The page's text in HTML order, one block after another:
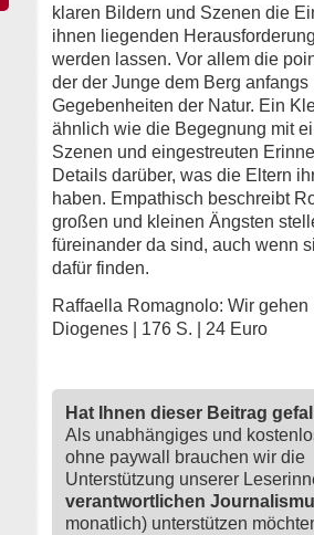
klaren Bildern und Szenen die
ihnen liegenden
werden lassen. Vor allem die
der der Junge dem Berg
Gegebenheiten der Natur. Ein
ähnlich wie die Begegnung mit
Szenen und eingestreuten
Details darüber, was die Eltern
haben. Empathisch beschreibt
großen und kleinen Ängsten
füreinander da sind, auch wenn
dafür finden.
Raffaella Romagnolo: Wir gehen
Diogenes | 176 S. | 24 Euro
Hat Ihnen dieser Beitrag
Als unabhängiges und
ohne paywall brauchen wir die
Unterstützung unserer
verantwortlichen
monatlich) unterstützen